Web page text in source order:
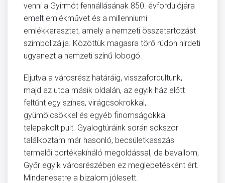
venni a Gyirmót fennállásának 850. évfordulójára
emelt emlékművet és a millenniumi
emlékkeresztet, amely a nemzeti összetartozást
szimbolizálja. Közöttük magasra törő rúdon hirdeti
ugyanezt a nemzeti színű lobogó.
Eljutva a városrész határáig, visszafordultunk,
majd az utca másik oldalán, az egyik ház előtt
feltűnt egy színes, virágcsokrokkal,
gyümölcsökkel és egyéb finomságokkal
telepakolt pult. Gyalogtúráink során sokszor
találkoztam már hasonló, becsületkasszás
termelői portékakínáló megoldással, de bevallom,
Győr egyik városrészében ez meglepetésként ért.
Mindenesetre a bizalom jólesett.